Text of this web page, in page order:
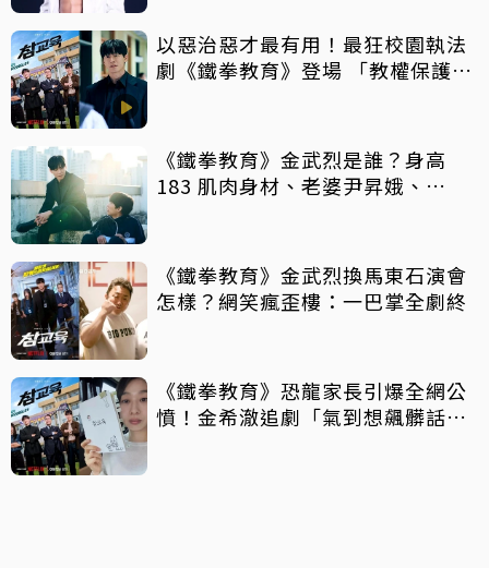
以惡治惡才最有用！最狂校園執法
劇《鐵拳教育》登場 「教權保護
《鐵拳教育》金武烈是誰？身高
183 肌肉身材、老婆尹昇娥、
《鐵拳教育》金武烈換馬東石演會
怎樣？網笑瘋歪樓：一巴掌全劇終
《鐵拳教育》恐龍家長引爆全網公
憤！金希澈追劇「氣到想飆髒話」